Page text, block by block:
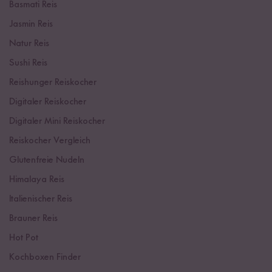
Basmati Reis
Jasmin Reis
Natur Reis
Sushi Reis
Reishunger Reiskocher
Digitaler Reiskocher
Digitaler Mini Reiskocher
Reiskocher Vergleich
Glutenfreie Nudeln
Himalaya Reis
Italienischer Reis
Brauner Reis
Hot Pot
Kochboxen Finder